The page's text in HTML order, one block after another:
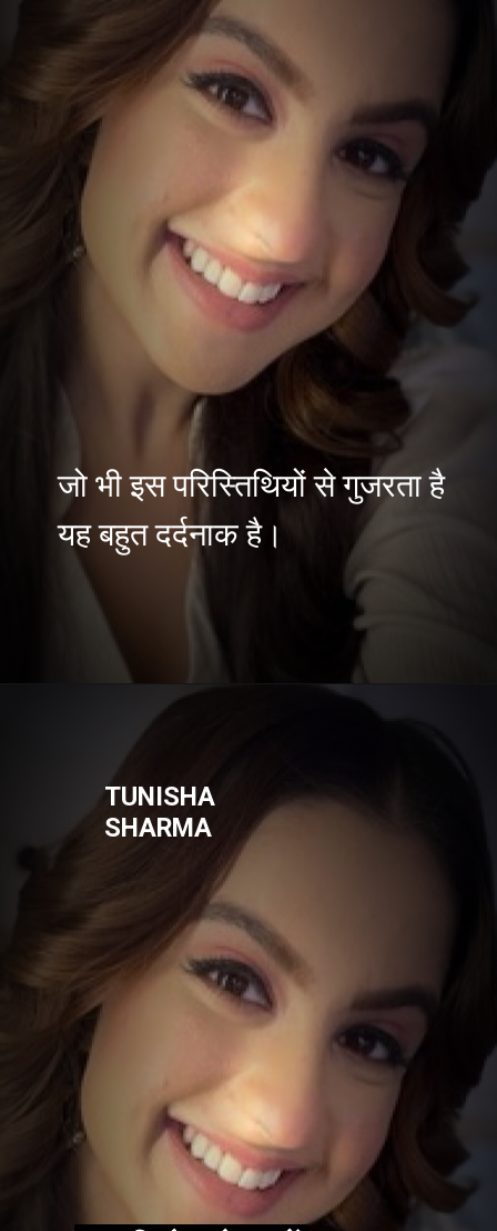
जो भी इस परिस्तिथियों से गुजरता है
यह बहुत दर्दनाक है।
TUNISHA
SHARMA